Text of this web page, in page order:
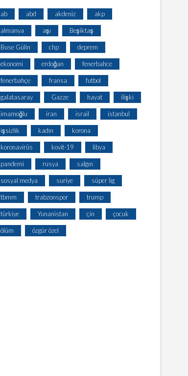
ab abd akdeniz akp
almanya aşı Beşiktaş
Buse Gülin chp deprem
ekonomi erdoğan fenerbahce
fenerbahçe fransa futbol
galatasaray Gazze hayat ilişki
imamoğlu iran israil istanbul
işsizlik kadın korona
koronavirüs kovit-19 libya
pandemi rusya salgın
sosyal medya suriye süper lig
tbmm trabzonspor trump
türkiye Yunanistan çin çocuk
ölüm özgür özel